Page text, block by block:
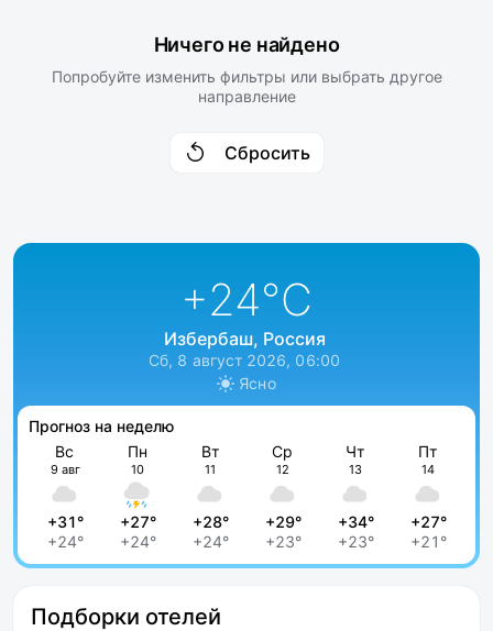
Ничего не найдено
Попробуйте изменить фильтры или выбрать другое
направление
Сбросить
+24°C
Избербаш, Россия
Сб, 8 август 2026, 06:00
Ясно
Прогноз на неделю
Вс
9 авг
+31°
+24°
Пн
10
+27°
+24°
Вт
11
+28°
+24°
Ср
12
+29°
+23°
Чт
13
+34°
+23°
Пт
14
+27°
+21°
Подборки отелей